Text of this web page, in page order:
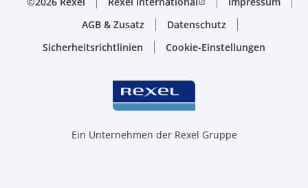
open_in_new
AGB & Zusatz
Datenschutz
Sicherheitsrichtlinien
Cookie-Einstellungen
Ein Unternehmen der Rexel Gruppe